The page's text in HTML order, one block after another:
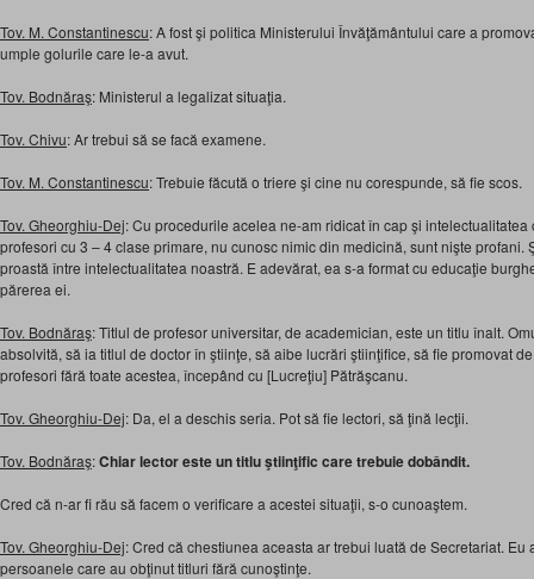
Tov. M. Constantinescu: A fost şi politica Ministerului Învăţământului care a
umple golurile care le-a avut.
Tov. Bodnăraş: Ministerul a legalizat situaţia.
Tov. Chivu: Ar trebui să se facă examene.
Tov. M. Constantinescu: Trebuie făcută o triere şi cine nu corespunde, să fie scos.
Tov. Gheorghiu-Dej: Cu procedurile acelea ne-am ridicat în cap şi
profesori cu 3 – 4 clase primare, nu cunosc nimic din medicină, sunt nişte profani.
proastă între intelectualitatea noastră. E adevărat, ea s-a format cu educaţie
părerea ei.
Tov. Bodnăraş: Titlul de profesor universitar, de academician, este un titlu înalt.
absolvită, să ia titlul de doctor în ştiinţe, să aibe lucrări ştiinţifice, să fie promovat
profesori fără toate acestea, începând cu [Lucreţiu] Pătrăşcanu.
Tov. Gheorghiu-Dej: Da, el a deschis seria. Pot să fie lectori, să ţină lecţii.
Tov. Bodnăraş:Chiar lector este un titlu ştiinţific care trebuie dobândit.
Cred că n-ar fi rău să facem o verificare a acestei situaţii, s-o cunoaştem.
Tov. Gheorghiu-Dej: Cred că chestiunea aceasta ar trebui luată de Secretariat. Eu
persoanele care au obţinut titluri fără cunoştinţe.